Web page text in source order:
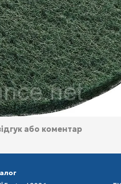
або коментар